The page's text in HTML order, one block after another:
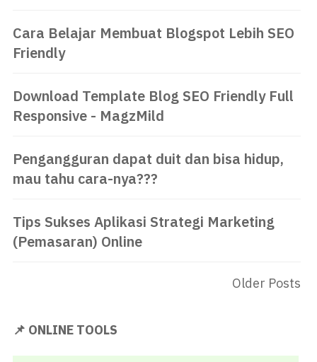
Cara Belajar Membuat Blogspot Lebih SEO
Friendly
Download Template Blog SEO Friendly Full
Responsive - MagzMild
Pengangguran dapat duit dan bisa hidup,
mau tahu cara-nya???
Tips Sukses Aplikasi Strategi Marketing
(Pemasaran) Online
Older Posts
📌 ONLINE TOOLS